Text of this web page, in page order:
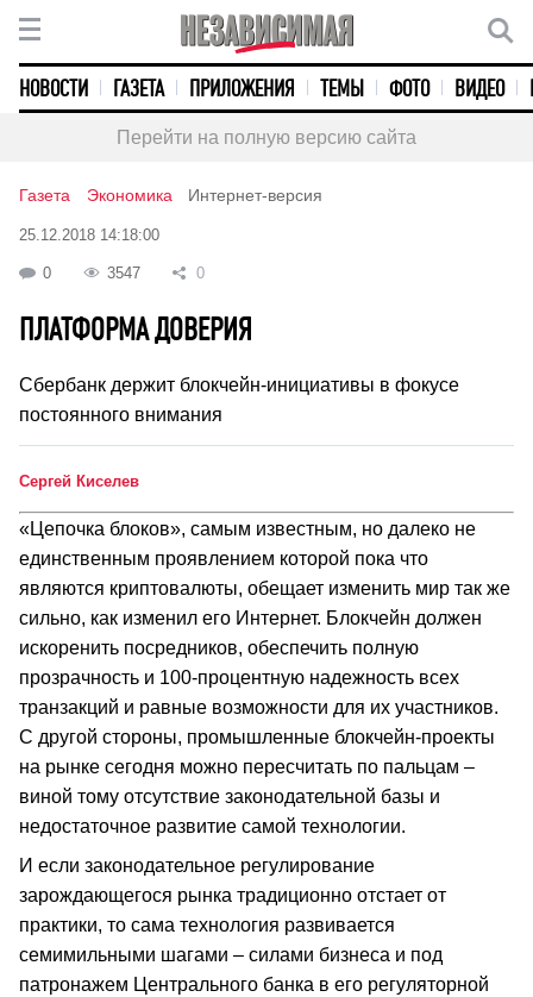
НОВОСТИ ГАЗЕТА ПРИЛОЖЕНИЯ ТЕМЫ ФОТО ВИДЕО
Перейти на полную версию сайта
Газета Экономика Интернет-версия
25.12.2018 14:18:00
0 3547 0
ПЛАТФОРМА ДОВЕРИЯ
Сбербанк держит блокчейн-инициативы в фокусе
постоянного внимания
Сергей Киселев
«Цепочка блоков», самым известным, но далеко не
единственным проявлением которой пока что
являются криптовалюты, обещает изменить мир так же
сильно, как изменил его Интернет. Блокчейн должен
искоренить посредников, обеспечить полную
прозрачность и 100-процентную надежность всех
транзакций и равные возможности для их участников.
С другой стороны, промышленные блокчейн-проекты
на рынке сегодня можно пересчитать по пальцам –
виной тому отсутствие законодательной базы и
недостаточное развитие самой технологии.
И если законодательное регулирование
зарождающегося рынка традиционно отстает от
практики, то сама технология развивается
семимильными шагами – силами бизнеса и под
патронажем Центрального банка в его регуляторной